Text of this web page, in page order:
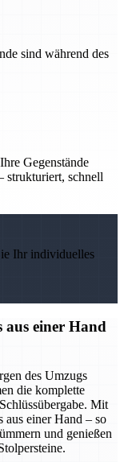
sind während des
Gegenstände
strukturiert, schnell
Ihr individuelles
aus einer Hand
des Umzugs
die komplette
Mit
aus einer Hand – so
und genießen